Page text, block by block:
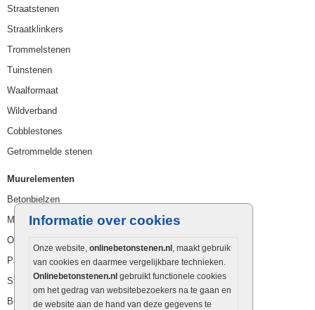
Informatie over cookies
Onze website, onlinebetonstenen.nl , maakt gebruik
van cookies en daarmee vergelijkbare technieken.
Onlinebetonstenen.nl gebruikt functionele cookies
om het gedrag van websitebezoekers na te gaan en
de website aan de hand van deze gegevens te
Straatstenen
Straatklinkers
Trommelstenen
Tuinstenen
Waalformaat
Wildverband
Cobblestones
Getrommelde stenen
Muurelementen
Betonbielzen
Muurstenen
Opsluitbanden
Palissaden
Stapelblokken
Betonblokken